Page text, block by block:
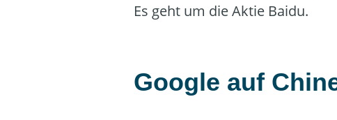
Es geht um die Aktie Baidu.
Google auf